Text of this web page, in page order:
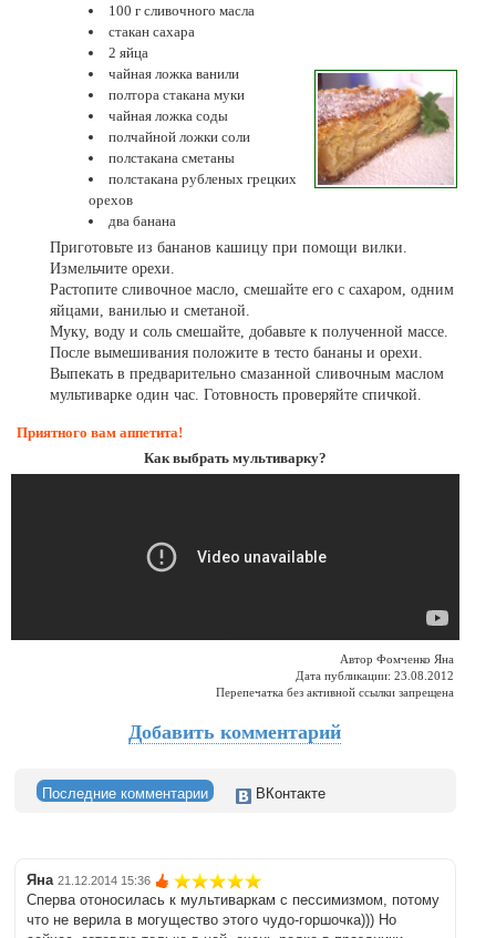
100 г сливочного масла
стакан сахара
2 яйца
чайная ложка ванили
полтора стакана муки
чайная ложка соды
полчайной ложки соли
полстакана сметаны
полстакана рубленых грецких
орехов
два банана
Приготовьте из бананов кашицу при помощи вилки.
Измельчите орехи.
Растопите сливочное масло, смешайте его с сахаром, одним
яйцами, ванилью и сметаной.
Муку, воду и соль смешайте, добавьте к полученной массе.
После вымешивания положите в тесто бананы и орехи.
Выпекать в предварительно смазанной сливочным маслом
мультиварке один час. Готовность проверяйте спичкой.
Приятного вам аппетита!
Как выбрать мультиварку?
Автор Фомченко Яна
Дата публикации: 23.08.2012
Перепечатка без активной ссылки запрещена
Добавить комментарий
Последние комментарии ВКонтакте
Яна 21.12.2014 15:36
Сперва отоносилась к мультиваркам с пессимизмом, потому
что не верила в могущество этого чудо-горшочка))) Но